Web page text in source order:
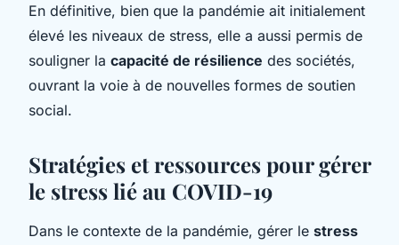
En définitive, bien que la pandémie ait initialement
élevé les niveaux de stress, elle a aussi permis de
souligner la capacité de résilience des sociétés,
ouvrant la voie à de nouvelles formes de soutien
social.
Stratégies et ressources pour gérer
le stress lié au COVID-19
Dans le contexte de la pandémie, gérer le stress